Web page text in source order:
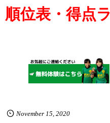
順位表・得点
November 15 2020